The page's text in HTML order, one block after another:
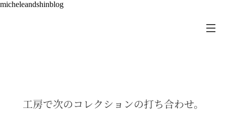
micheleandshinblog
工房で次のコレクションの打ち合わせ。